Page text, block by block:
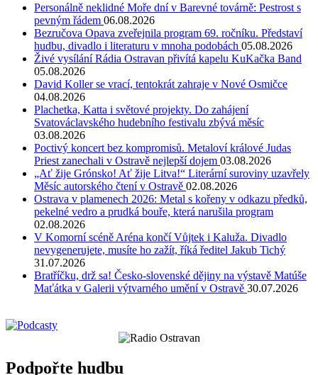
Personálně neklidné Moře dní v Barevné továrně: Pestrost s
pevným řádem 06.08.2026
Bezručova Opava zveřejnila program 69. ročníku. Představí
hudbu, divadlo i literaturu v mnoha podobách 05.08.2026
Živé vysílání Rádia Ostravan přivítá kapelu KuKačka Band
05.08.2026
David Koller se vrací, tentokrát zahraje v Nové Osmičce
04.08.2026
Plachetka, Katta i světové projekty. Do zahájení
Svatováclavského hudebního festivalu zbývá měsíc
03.08.2026
Poctivý koncert bez kompromisů. Metaloví králové Judas
Priest zanechali v Ostravě nejlepší dojem 03.08.2026
„Ať žije Grónsko! Ať žije Litva!“ Literární suroviny uzavřely
Měsíc autorského čtení v Ostravě 02.08.2026
Ostrava v plamenech 2026: Metal s kořeny v odkazu předků,
pekelné vedro a prudká bouře, která narušila program
02.08.2026
V Komorní scéně Aréna končí Vůjtek i Kaluža. Divadlo
nevygenerujete, musíte ho zažít, říká ředitel Jakub Tichý
31.07.2026
Bratříčku, drž sa! Česko-slovenské dějiny na výstavě Matúše
Maťátka v Galerii výtvarného umění v Ostravě 30.07.2026
Podpořte hudbu